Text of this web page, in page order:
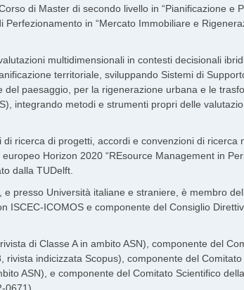
di Master di secondo livello in “Pianificazione e
Perfezionamento in “Mercato Immobiliare e
multidimensionali in contesti decisionali
territoriale, sviluppando Sistemi di
paesaggio, per la rigenerazione urbana e le
integrando metodi e strumenti propri delle
ricerca di progetti, accordi e convenzioni di ricerca
Horizon 2020 “REsource Management in
dalla TUDelft.
presso Università italiane e straniere, è membro
ISCEC-ICOMOS e componente del Consiglio
di Classe A in ambito ASN), componente del
rivista indicizzata Scopus), componente del
ASN), e componente del Comitato Scientifico